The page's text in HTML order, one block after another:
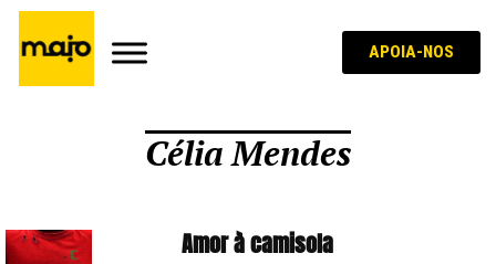
APOIA-NOS
Célia Mendes
Amor à camisola